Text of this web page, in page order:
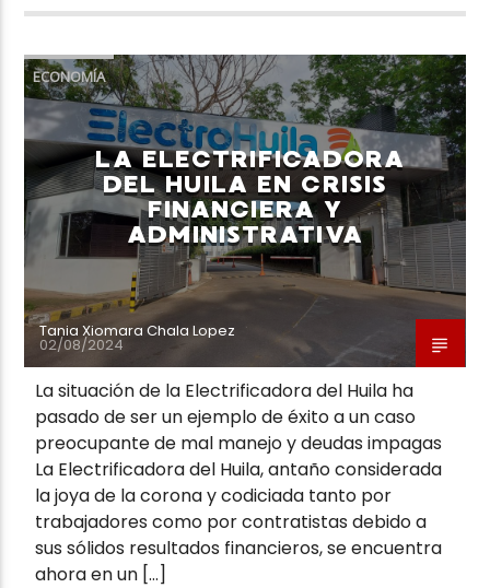
ECONOMÍA
LA ELECTRIFICADORA
DEL HUILA EN CRISIS
FINANCIERA Y
ADMINISTRATIVA
Tania Xiomara Chala Lopez
02/08/2024
La situación de la Electrificadora del Huila ha
pasado de ser un ejemplo de éxito a un caso
preocupante de mal manejo y deudas impagas
La Electrificadora del Huila, antaño considerada
la joya de la corona y codiciada tanto por
trabajadores como por contratistas debido a
sus sólidos resultados financieros, se encuentra
ahora en un […]